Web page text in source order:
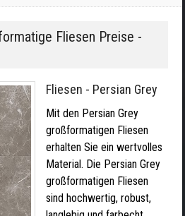
Fliesen Preise -
Fliesen - Persian Grey
Mit den Persian Grey
großformatigen Fliesen
erhalten Sie ein wertvolles
Material. Die Persian Grey
großformatigen Fliesen
sind hochwertig, robust,